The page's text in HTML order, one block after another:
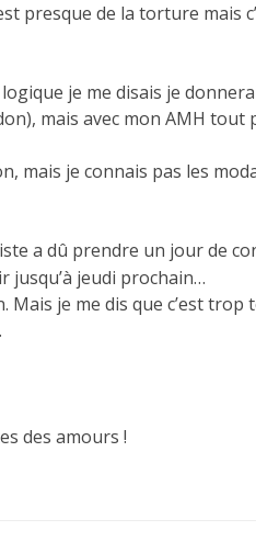
presque de la torture mais
je me disais je
mais avec mon AMH tout
mais je connais pas les
a dû prendre un jour de
jusqu’à jeudi prochain…
je me dis que c’est trop
des amours !